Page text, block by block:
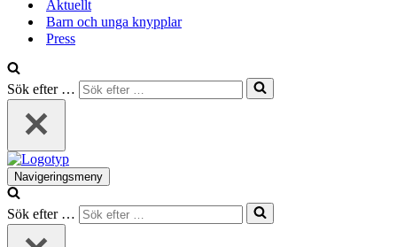
Aktuellt
Barn och unga knypplar
Press
Sök efter …
Navigeringsmeny
Sök efter …